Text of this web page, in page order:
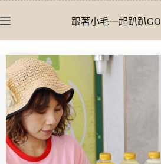
至
容
跟著小毛一起趴趴GO